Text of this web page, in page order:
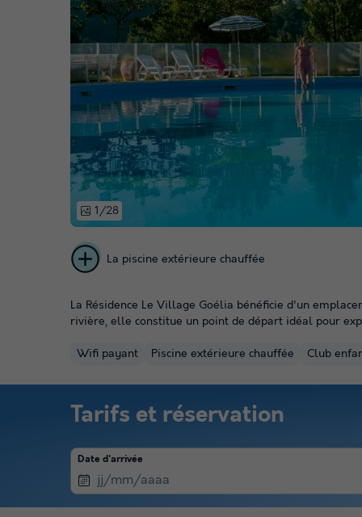
1/28
La piscine extérieure chauffée
La Résidence Le Village Goélia bénéficie d'un
rivière, elle constitue un point de départ idéal pour
Wifi payant Piscine extérieure chauffée Club
Tarifs et réservation
Date d'arrivée